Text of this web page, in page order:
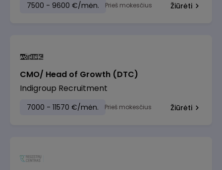
7500 - 9600 €/mėn. Prieš mokesčius Žiūrėti
CMO/ Head of Growth (DTC)
Indigroup Recruitment
7000 - 11570 €/mėn. Prieš mokesčius Žiūrėti